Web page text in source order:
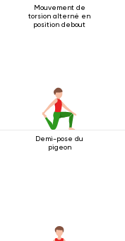
Mouvement de
torsion alterné en
position debout
Demi-pose du
pigeon